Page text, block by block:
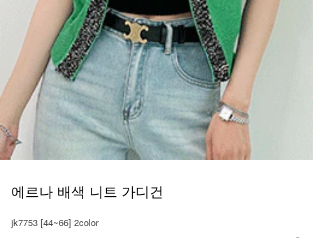
에르나 배색 니트 가디건
jk7753 [44~66] 2color